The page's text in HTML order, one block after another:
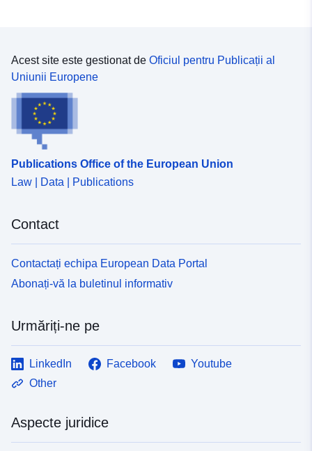
Acest site este gestionat de Oficiul pentru Publicații al
Uniunii Europene
Publications Office of the European Union
Law | Data | Publications
Contact
Contactați echipa European Data Portal
Abonați-vă la buletinul informativ
Urmăriți-ne pe
LinkedIn Facebook
Youtube
Other
Aspecte juridice